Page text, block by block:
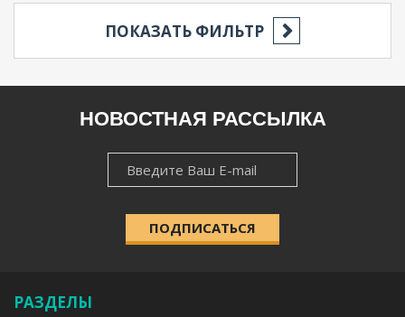
ПОКАЗАТЬ ФИЛЬТР
НАСЕЛЁННЫЙ ПУНКТ
НОВОСТНАЯ РАССЫЛКА
ПОДПИСАТЬСЯ
РАЗДЕЛЫ